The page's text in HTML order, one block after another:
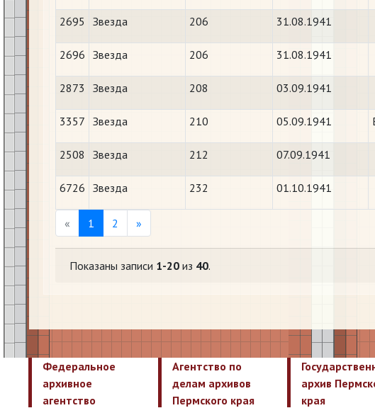
2695 Звезда 206 31.08.1941
2696 Звезда 206 31.08.1941
2873 Звезда 208 03.09.1941
3357 Звезда 210 05.09.1941
2508 Звезда 212 07.09.1941
6726 Звезда 232 01.10.1941
« Previous
1 2 »
Показаны записи 1-20 из 40.
Федеральное
архивное
агентство
Агентство по
делам архивов
Пермского края
архив
края